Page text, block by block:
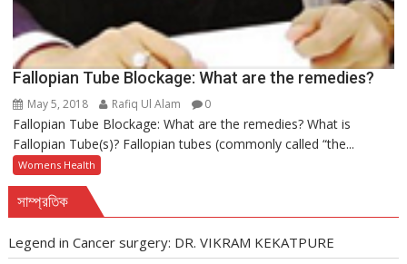
Fallopian Tube Blockage: What are the remedies?
May 5, 2018 Rafiq Ul Alam 0
Fallopian Tube Blockage: What are the remedies? What is
Fallopian Tube(s)? Fallopian tubes (commonly called “the...
Womens Health
সাম্প্রতিক
Legend in Cancer surgery: DR. VIKRAM KEKATPURE